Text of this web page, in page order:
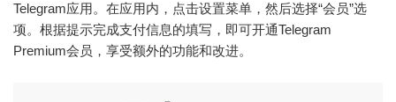
Telegram应用。在应用内，点击设置菜单，然后选择“会员”选
项。根据提示完成支付信息的填写，即可开通Telegram
Premium会员，享受额外的功能和改进。